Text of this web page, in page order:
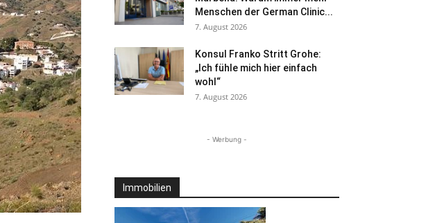
Menschen der German Clinic...
7. August 2026
Konsul Franko Stritt Grohe:
„Ich fühle mich hier einfach
wohl“
7. August 2026
- Werbung -
Immobilien